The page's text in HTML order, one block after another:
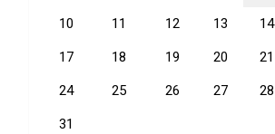
10 11 12 13 14
17 18 19 20 21
24 25 26 27 28
31